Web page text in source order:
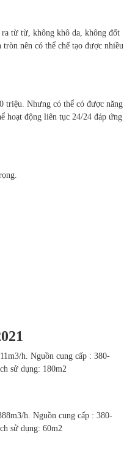
ra từ từ, không khô da, không đốt
nên có thể chế tạo được nhiều
triệu. Nhưng có thể có được năng
hoạt động liên tục 24/24 đáp ứng
h. Nguồn cung cấp : 380-
sử dụng: 180m2
h. Nguồn cung cấp : 380-
sử dụng: 60m2